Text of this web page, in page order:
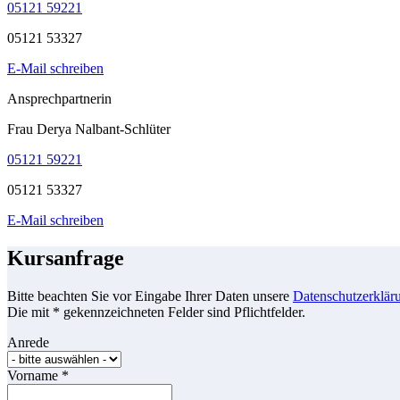
05121 59221
05121 53327
E-Mail schreiben
Ansprechpartnerin
Frau Derya Nalbant-Schlüter
05121 59221
05121 53327
E-Mail schreiben
Kursanfrage
Bitte beachten Sie vor Eingabe Ihrer Daten unsere
Die mit * gekennzeichneten Felder sind Pflichtfelder.
Anrede
Vorname *